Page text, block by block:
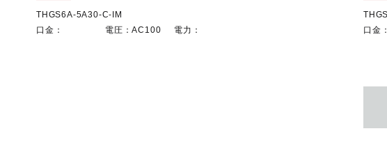
THGS6A-5A30-C-IM
AC100